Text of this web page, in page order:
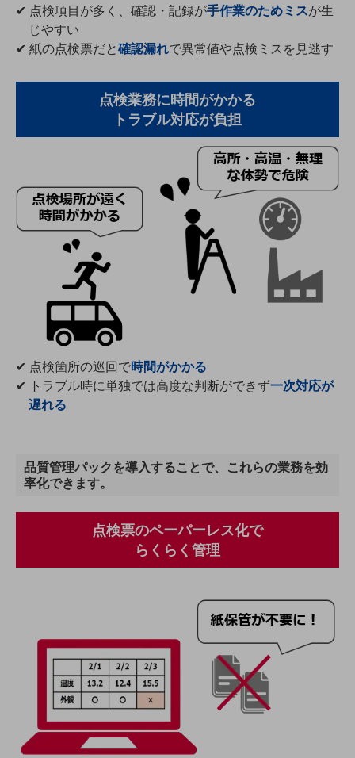
法人向けスマホ・携帯に関する、
おすすめの機種、料金やサービスをご紹介
ビジネス向けスマートフォン
タフネススマートフォン
データ通信製品
ドコモケータイ
5G対応ホームルーター
衛星携帯電話
IOT完了済みメーカーブランド製品
ドコモBiz データ無制限 ドコモ MAX ドコモ mini ドコモBiz かけ放題
データプラス
home5Gプラン
モバイルサービス
端末の一元管理
✔ 点検項目が多く、確認・記録が手作業のためミスが生
じやすい
✔ 紙の点検票だと確認漏れで異常値や点検ミスを見逃す
点検業務に時間がかかる
トラブル対応が負担
✔ 点検箇所の巡回で時間がかかる
✔ トラブル時に単独では高度な判断ができず一次対応が
遅れる
品質管理パックを導入することで、これらの業務を効
率化できます。
点検票のペーパーレス化で
らくらく管理